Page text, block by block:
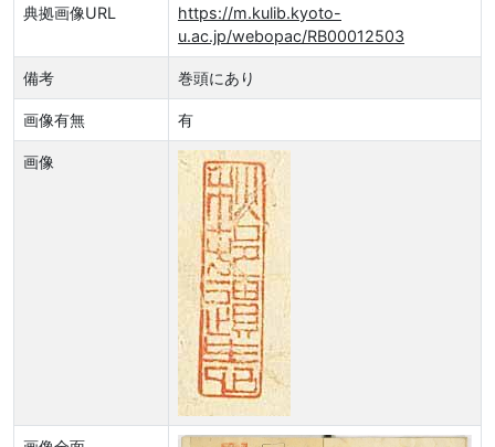
典拠画像URL
https://m.kulib.kyoto-
u.ac.jp/webopac/RB00012503
備考 巻頭にあり
画像有無 有
画像